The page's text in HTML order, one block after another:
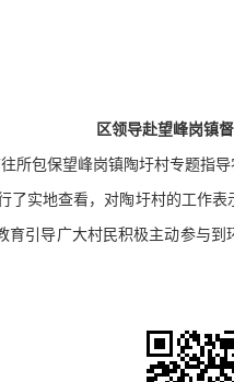
区领导赴望峰岗镇
包保望峰岗镇陶圩村专题指导
实地查看，对陶圩村的工作
引导广大村民积极主动参与